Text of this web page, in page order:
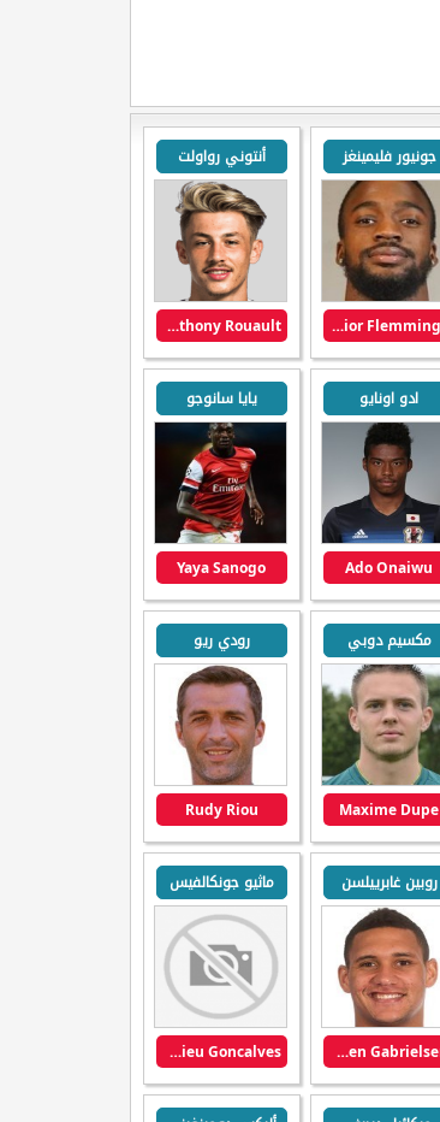
جونيور فليمينغز
Junior Flemmings
أنتوني رواولت
Anthony Rouault
ادو اونايو
Ado Onaiwu
يايا سانوجو
Yaya Sanogo
مكسيم دوبي
Maxime Dupe
رودي ريو
Rudy Riou
روبين غابرييلسن
Ruben Gabrielsen
ماثيو جونكالفيس
Mathieu Goncalves